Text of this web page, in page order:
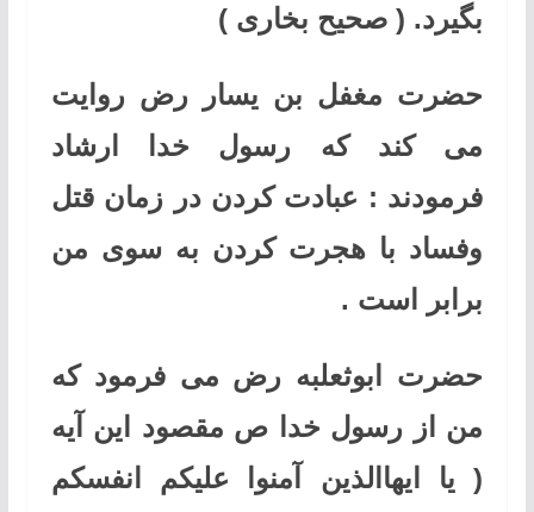
بگیرد. ( صحیح بخاری )
حضرت مغفل بن یسار رض روایت
می کند که رسول خدا ارشاد
فرمودند : عبادت کردن در زمان قتل
وفساد با هجرت کردن به سوی من
برابر است .
حضرت ابوثعلبه رض می فرمود که
من از رسول خدا ص مقصود این آیه
( یا ایهاالذین آمنوا علیکم انفسکم